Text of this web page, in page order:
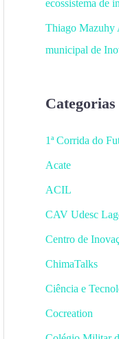
ecossistema de
Thiago Mazuhy
municipal de
Categorias
1ª Corrida do
Acate
ACIL
CAV Udesc
Centro de
ChimaTalks
Ciência e
Cocreation